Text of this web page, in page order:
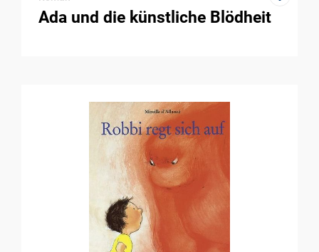
Ada und die künstliche Blödheit